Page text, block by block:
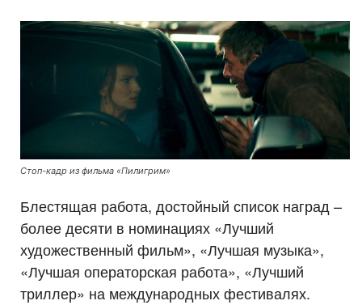
Стоп-кадр из фильма «Пилигрим»
Блестящая работа, достойный список наград –
более десяти в номинациях «Лучший
художественный фильм», «Лучшая музыка»,
«Лучшая операторская работа», «Лучший
триллер» на международных фестивалях.